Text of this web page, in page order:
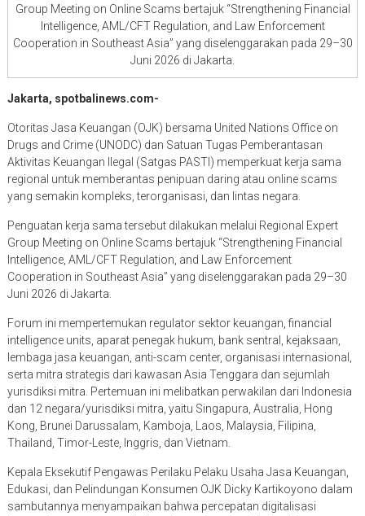
Group Meeting on Online Scams bertajuk “Strengthening Financial
Intelligence, AML/CFT Regulation, and Law Enforcement
Cooperation in Southeast Asia” yang diselenggarakan pada 29–30
Juni 2026 di Jakarta.
Jakarta, spotbalinews.com-
Otoritas Jasa Keuangan (OJK) bersama United Nations Office on
Drugs and Crime (UNODC) dan Satuan Tugas Pemberantasan
Aktivitas Keuangan Ilegal (Satgas PASTI) memperkuat kerja sama
regional untuk memberantas penipuan daring atau online scams
yang semakin kompleks, terorganisasi, dan lintas negara.
Penguatan kerja sama tersebut dilakukan melalui Regional Expert
Group Meeting on Online Scams bertajuk “Strengthening Financial
Intelligence, AML/CFT Regulation, and Law Enforcement
Cooperation in Southeast Asia” yang diselenggarakan pada 29–30
Juni 2026 di Jakarta.
Forum ini mempertemukan regulator sektor keuangan, financial
intelligence units, aparat penegak hukum, bank sentral, kejaksaan,
lembaga jasa keuangan, anti-scam center, organisasi internasional,
serta mitra strategis dari kawasan Asia Tenggara dan sejumlah
yurisdiksi mitra. Pertemuan ini melibatkan perwakilan dari Indonesia
dan 12 negara/yurisdiksi mitra, yaitu Singapura, Australia, Hong
Kong, Brunei Darussalam, Kamboja, Laos, Malaysia, Filipina,
Thailand, Timor-Leste, Inggris, dan Vietnam.
Kepala Eksekutif Pengawas Perilaku Pelaku Usaha Jasa Keuangan,
Edukasi, dan Pelindungan Konsumen OJK Dicky Kartikoyono dalam
sambutannya menyampaikan bahwa percepatan digitalisasi